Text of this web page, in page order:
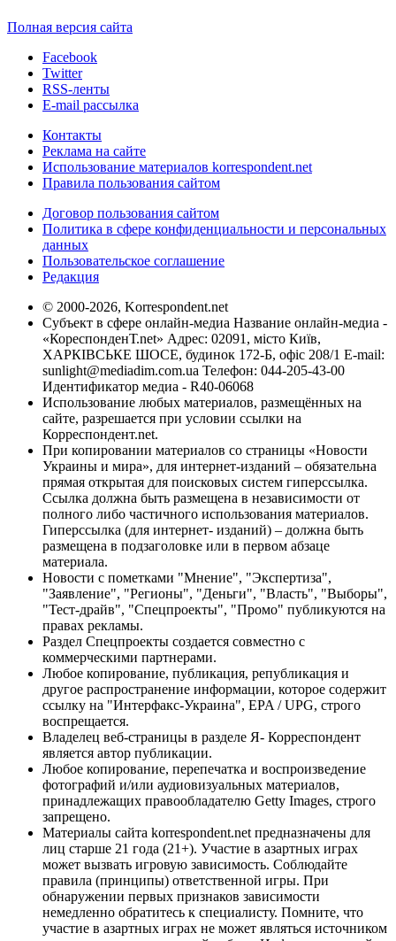
Полная версия сайта
Facebook
Twitter
RSS-ленты
E-mail рассылка
Контакты
Реклама на сайте
Использование материалов korrespondent.net
Правила пользования сайтом
Договор пользования сайтом
Политика в сфере конфиденциальности и персональных
данных
Пользовательское соглашение
Редакция
© 2000-2026, Korrespondent.net
Субъект в сфере онлайн-медиа Название онлайн-медиа -
«КореспонденТ.net» Адрес: 02091, місто Київ,
ХАРКІВСЬКЕ ШОСЕ, будинок 172-Б, офіс 208/1 E-mail:
sunlight@mediadim.com.ua Телефон: 044-205-43-00
Идентификатор медиа - R40-06068
Использование любых материалов, размещённых на
сайте, разрешается при условии ссылки на
Корреспондент.net.
При копировании материалов со страницы «Новости
Украины и мира», для интернет-изданий – обязательна
прямая открытая для поисковых систем гиперссылка.
Ссылка должна быть размещена в независимости от
полного либо частичного использования материалов.
Гиперссылка (для интернет- изданий) – должна быть
размещена в подзаголовке или в первом абзаце
материала.
Новости с пометками "Мнение", "Экспертиза",
"Заявление", "Регионы", "Деньги", "Власть", "Выборы",
"Тест-драйв", "Спецпроекты", "Промо" публикуются на
правах рекламы.
Раздел Спецпроекты создается совместно с
коммерческими партнерами.
Любое копирование, публикация, републикация и
другое распространение информации, которое содержит
ссылку на "Интерфакс-Украина", EPA / UPG, строго
воспрещается.
Владелец веб-страницы в разделе Я- Корреспондент
является автор публикации.
Любое копирование, перепечатка и воспроизведение
фотографий и/или аудиовизуальных материалов,
принадлежащих правообладателю Getty Images, строго
запрещено.
Материалы сайта korrespondent.net предназначены для
лиц старше 21 года (21+). Участие в азартных играх
может вызвать игровую зависимость. Соблюдайте
правила (принципы) ответственной игры. При
обнаружении первых признаков зависимости
немедленно обратитесь к специалисту. Помните, что
участие в азартных играх не может являться источником